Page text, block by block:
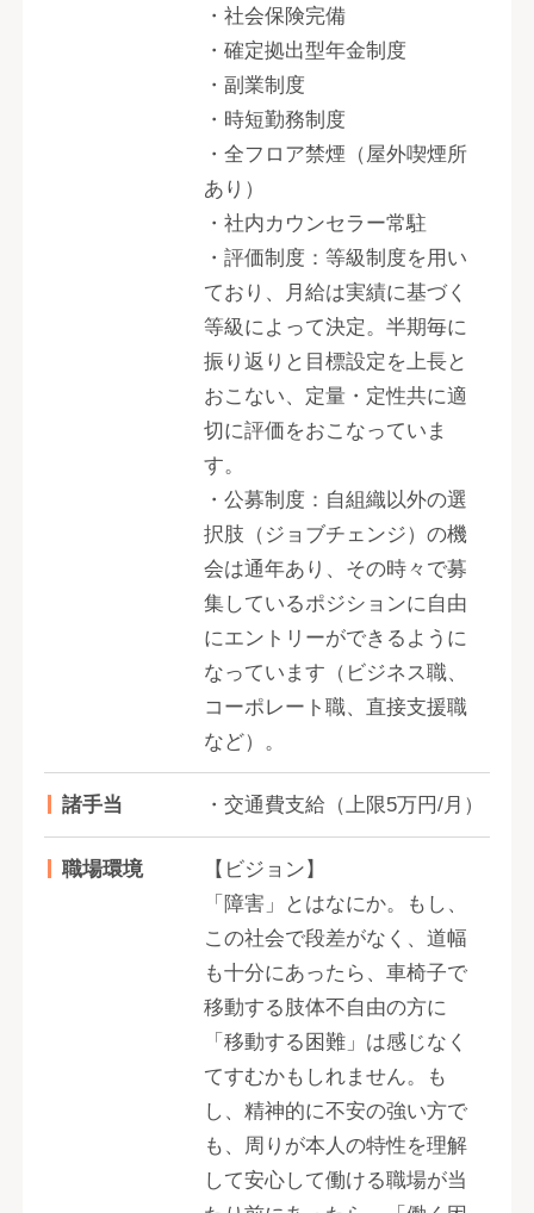
・社会保険完備
・確定拠出型年金制度
・副業制度
・時短勤務制度
・全フロア禁煙（屋外喫煙所
あり）
・社内カウンセラー常駐
・評価制度：等級制度を用い
ており、月給は実績に基づく
等級によって決定。半期毎に
振り返りと目標設定を上長と
おこない、定量・定性共に適
切に評価をおこなっていま
す。
・公募制度：自組織以外の選
択肢（ジョブチェンジ）の機
会は通年あり、その時々で募
集しているポジションに自由
にエントリーができるように
なっています（ビジネス職、
コーポレート職、直接支援職
など）。
諸手当 ・交通費支給（上限5万円/月）
職場環境
【ビジョン】
「障害」とはなにか。もし、
この社会で段差がなく、道幅
も十分にあったら、車椅子で
移動する肢体不自由の方に
「移動する困難」は感じなく
てすむかもしれません。も
し、精神的に不安の強い方で
も、周りが本人の特性を理解
して安心して働ける職場が当